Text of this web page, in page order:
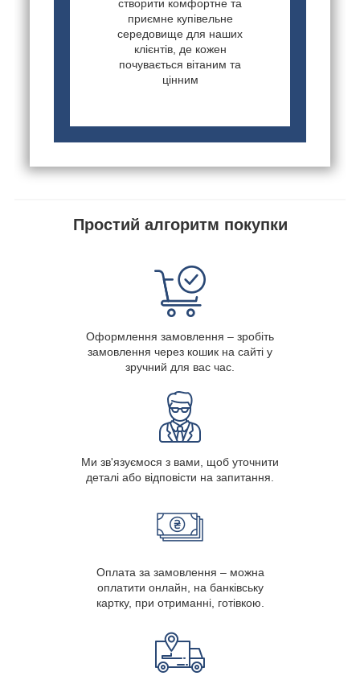
створити комфортне та
приємне купівельне
середовище для наших
клієнтів, де кожен
почувається вітаним та
цінним
Простий алгоритм покупки
Оформлення замовлення – зробіть
замовлення через кошик на сайті у
зручний для вас час.
Ми зв'язуємося з вами, щоб уточнити
деталі або відповісти на запитання.
Оплата за замовлення – можна
оплатити онлайн, на банківську
картку, при отриманні, готівкою.